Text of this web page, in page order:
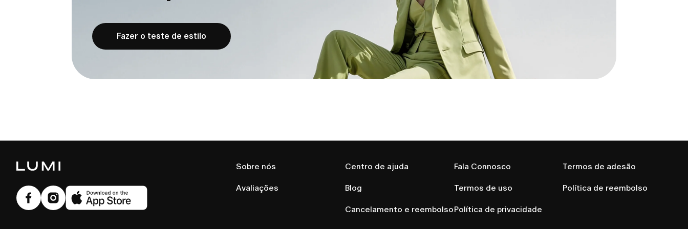
Se precisar de qualquer ajuda, entre em contato a qualquer momento em
Fazer o teste de estilo
Sobre nós
Avaliações
Centro de ajuda
Cancelamento e reembolso
Blog
Fala Connosco
Termos de uso
Política de privacidade
Termos de adesão
Política de reembolso